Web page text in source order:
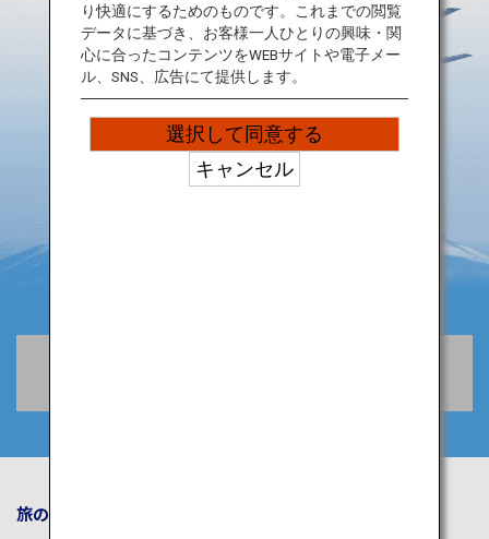
旅のお役立ち情報
り快適にするためのものです。これまでの閲覧
データに基づき、お客様一人ひとりの興味・関
心に合ったコンテンツをWEBサイトや電子メー
ル、SNS、広告にて提供します。
選択して同意する
キャンセル